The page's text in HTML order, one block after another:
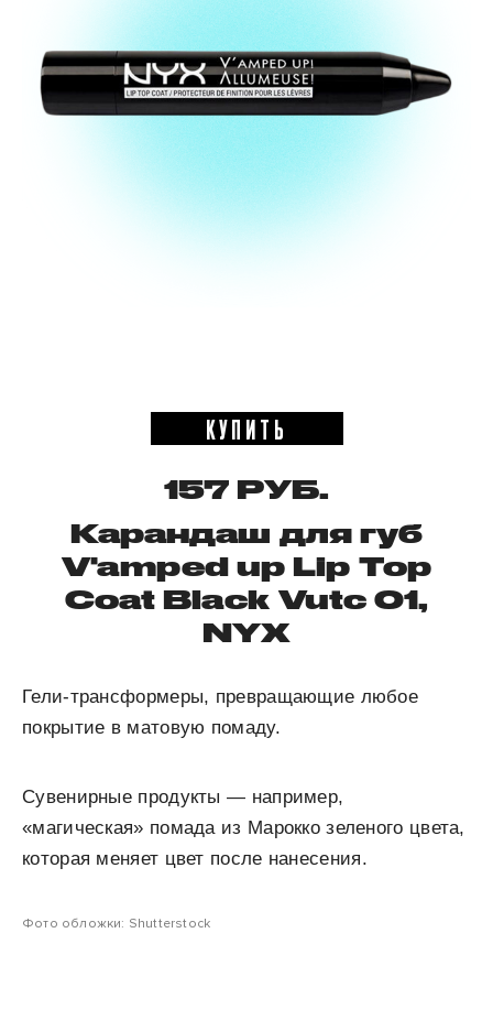
КУПИТЬ
157 РУБ.
Карандаш для губ
V'amped up Lip Top
Coat Black Vutc 01,
NYX
Гели-трансформеры, превращающие любое
покрытие в матовую помаду.
Сувенирные продукты — например,
«магическая» помада из Марокко зеленого цвета,
которая меняет цвет после нанесения.
Фото обложки: Shutterstock